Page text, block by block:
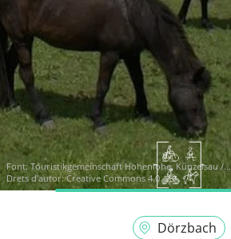
Font:Touristikgemeinschaft Hohenlohe, Künzelsau /...
Drets d'autor: Creative Commons 4.0
Dörzbach